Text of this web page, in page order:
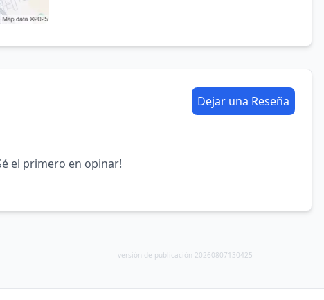
Dejar una Reseña
el primero en opinar!
versión de publicación 20260807130425